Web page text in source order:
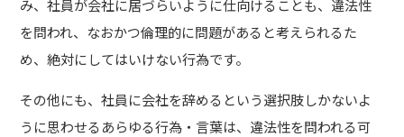
み、社員が会社に居づらいように仕向けることも、違法性
を問われ、なおかつ倫理的に問題があると考えられるた
め、絶対にしてはいけない行為です。
その他にも、社員に会社を辞めるという選択肢しかないよ
うに思わせるあらゆる行為・言葉は、違法性を問われる可